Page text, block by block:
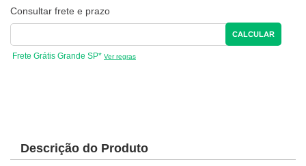
Consultar frete e prazo
CALCULAR
Frete Grátis Grande SP* Ver regras
Descrição do Produto